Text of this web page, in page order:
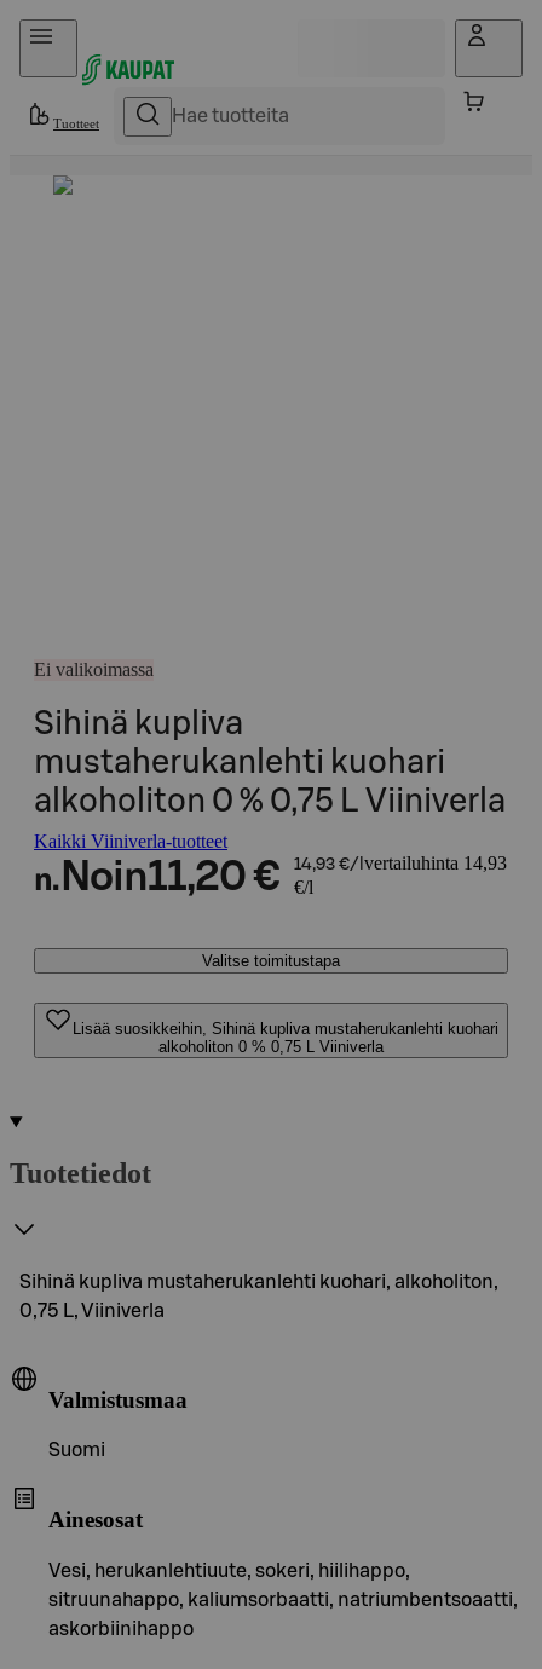
Hyppää sisältöön
Tuotteet
Ei valikoimassa
Sihinä kupliva
mustaherukanlehti kuohari
alkoholiton 0 % 0,75 L Viiniverla
Kaikki Viiniverla-tuotteet
n. Noin11,20 € 14,93 €/l vertailuhinta 14,93
€/l
Valitse toimitustapa
Lisää suosikkeihin, Sihinä kupliva mustaherukanlehti kuohari
alkoholiton 0 % 0,75 L Viiniverla
Tuotetiedot
Sihinä kupliva mustaherukanlehti kuohari, alkoholiton,
0,75 L, Viiniverla
Valmistusmaa
Suomi
Ainesosat
Vesi, herukanlehtiuute, sokeri, hiilihappo,
sitruunahappo, kaliumsorbaatti, natriumbentsoaatti,
askorbiinihappo